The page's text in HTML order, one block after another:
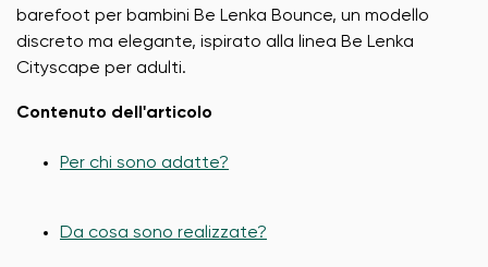
barefoot per bambini Be Lenka Bounce, un modello
discreto ma elegante, ispirato alla linea Be Lenka
Cityscape per adulti.
Contenuto dell'articolo
Per chi sono adatte?
Da cosa sono realizzate?